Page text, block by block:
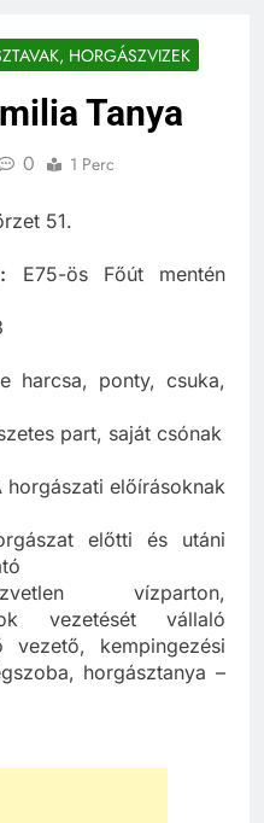
HORGÁSZVIZEK
Tanya
0 1 Perc
51.
E75-ös Főút mentén
harcsa, ponty, csuka,
part, saját csónak
horgászati előírásoknak
előtti és utáni
vízparton,
vezetését vállaló
vezető, kempingezési
horgásztanya –